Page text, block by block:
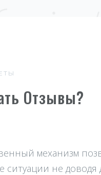
Отзывы?
механизм
не доводя